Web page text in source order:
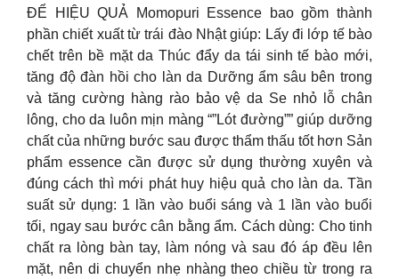
ĐỂ HIỆU QUẢ Momopuri Essence bao gồm thành
phần chiết xuất từ trái đào Nhật giúp: Lấy đi lớp tế bào
chết trên bề mặt da Thúc đẩy da tái sinh tế bào mới,
tăng độ đàn hồi cho làn da Dưỡng ẩm sâu bên trong
và tăng cường hàng rào bảo vệ da Se nhỏ lỗ chân
lông, cho da luôn mịn màng “”Lót đường”” giúp dưỡng
chất của những bước sau được thẩm thấu tốt hơn Sản
phẩm essence cần được sử dụng thường xuyên và
đúng cách thì mới phát huy hiệu quả cho làn da. Tần
suất sử dụng: 1 lần vào buổi sáng và 1 lần vào buổi
tối, ngay sau bước cân bằng ẩm. Cách dùng: Cho tinh
chất ra lòng bàn tay, làm nóng và sau đó áp đều lên
mặt, nên di chuyển nhẹ nhàng theo chiều từ trong ra